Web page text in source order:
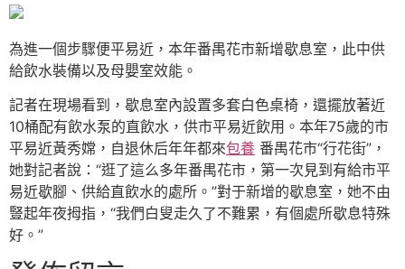
為進一個步驟便平易近，本年番禺花市新增歇息室，此中供
給飲水裝備以及母嬰室效能。
記者在現場看到，歇息室內設置多套白色桌椅，還擺放著近
10桶配有飲水泵的直飲水，供市平易近飲用。本年75歲的市
平易近黃秀嫦，自退休后年年都來包養 番禺花市“行花街”，
她對記者說：“逛了這么多年番禺花市，第一次見到有給市平
易近歇腳、供給直飲水的處所。”對于新增的歇息室，她不由
豎起年夜拇指，“我們白叟走久了不難累，有個處所歇息特殊
好。”